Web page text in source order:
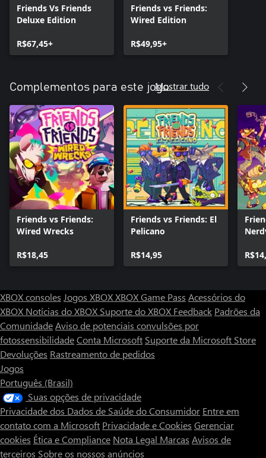
Friends Vs Friends
Deluxe Edition
R$67,45+
Friends vs Friends:
Wired Edition
R$49,95+
Complementos para este jogoMostrar tudo
Friends vs Friends:
Wired Wrecks
R$18,45
Friends vs Friends: El
Pelicano
R$14,95
XBOX consoles Jogos XBOXXBOX Game Pass Acessórios do
XBOX Notícias do XBOX Suporte do XBOX Feedback Padrões da
ComunidadeAviso de potenciais convulsões por
fotossensibilidadeConta Microsoft Suporte da Microsoft Store
Devoluções Rastreamento de pedidos
Jogos
Português (Brasil)
Suas opções de privacidade
Privacidade dos Dados de Saúde do Consumidor Entre em
contato com a Microsoft Privacidade e Cookies Gerenciar
cookies Ética e Compliance Nota Legal Marcas Avisos de
terceiros Sobre os nossos anúncios